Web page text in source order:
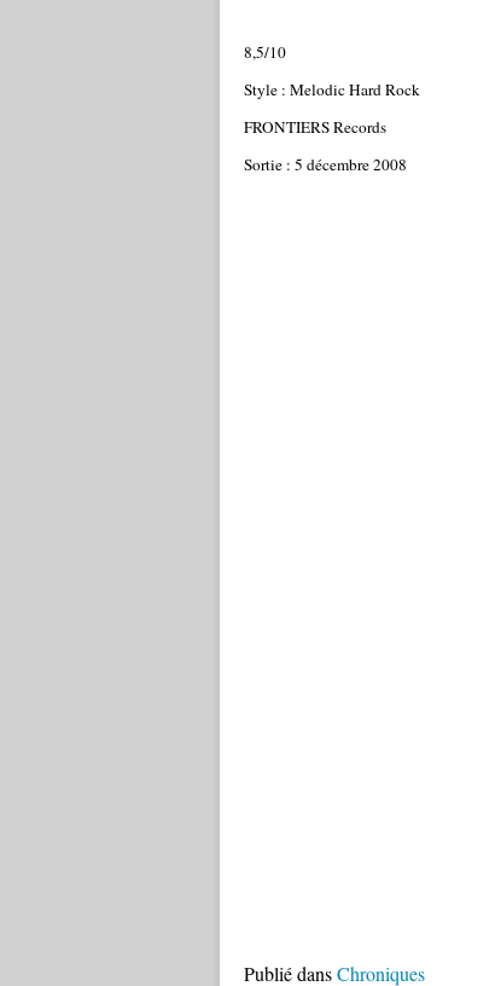
8,5/10
Style : Melodic Hard Rock
FRONTIERS Records
Sortie : 5 décembre 2008
Publié dansChroniques